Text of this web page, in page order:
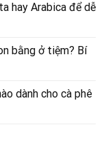
hay Arabica để dễ
bằng ở tiệm? Bí
dành cho cà phê